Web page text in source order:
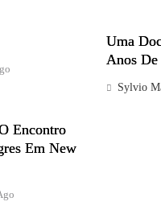
Uma
Anos
Sylvio
Encontro
Em New